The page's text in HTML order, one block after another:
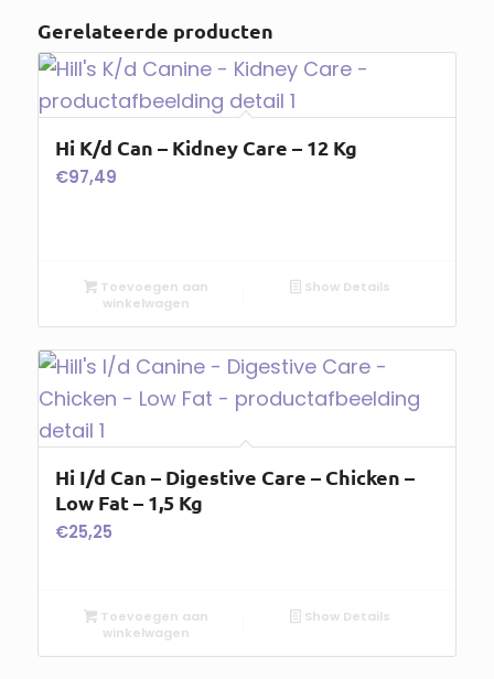
Gerelateerde producten
Hi K/d Can – Kidney Care – 12 Kg
€97,49
Toevoegen aan
winkelwagen
Show Details
Hi I/d Can – Digestive Care – Chicken –
Low Fat – 1,5 Kg
€25,25
Toevoegen aan
winkelwagen
Show Details